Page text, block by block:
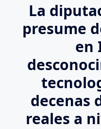
La
presume
en
decenas
reales a